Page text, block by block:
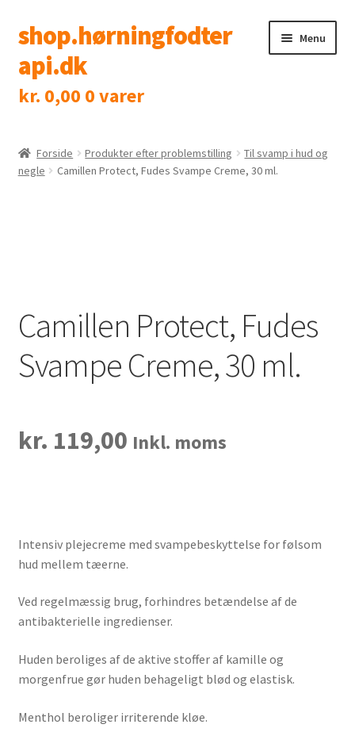
Spring
til
navigation
Spring
til
indhold
shop.hørningfodter
api.dk
Menu
Shop
Klinik
kr. 0,00 0 varer
Forside Produkter efter problemstilling
Til svamp i hud og
negle
Camillen Protect, Fudes Svampe Creme, 30 ml.
Camillen Protect, Fudes
Svampe Creme, 30 ml.
kr. 119,00 Inkl. moms
Intensiv plejecreme med svampebeskyttelse for følsom
hud mellem tæerne.
Ved regelmæssig brug, forhindres betændelse af de
antibakterielle ingredienser.
Huden beroliges af de aktive stoffer af kamille og
morgenfrue gør huden behageligt blød og elastisk.
Menthol beroliger irriterende kløe.